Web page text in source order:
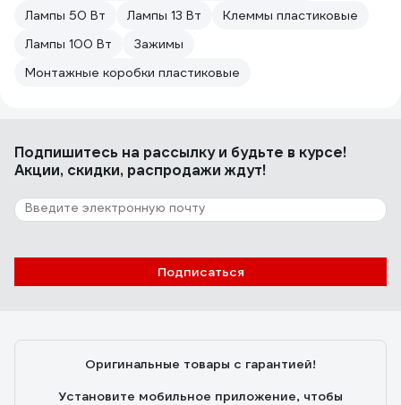
Лампы 50 Вт
Лампы 13 Вт
Клеммы пластиковые
Лампы 100 Вт
Зажимы
Монтажные коробки пластиковые
Подпишитесь на рассылкуи будьте в курсе!
Акции, скидки, распродажи ждут!
Подписаться
Оригинальные товары с гарантией!
Установите мобильное приложение, чтобы